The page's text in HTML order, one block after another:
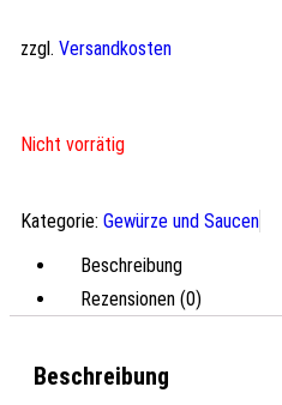
zzgl. Versandkosten
Nicht vorrätig
Kategorie: Gewürze und Saucen
Beschreibung
Rezensionen (0)
Beschreibung